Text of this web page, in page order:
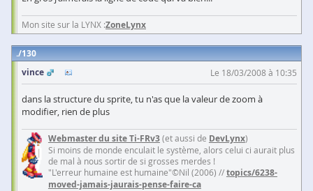
Mon site sur la LYNX :ZoneLynx
130
vince
Le 18/03/2008 à 10:35
dans la structure du sprite, tu n'as que la valeur de zoom à
modifier, rien de plus
Webmaster du site Ti-FRv3(et aussi de DevLynx)
Si moins de monde enculait le système, alors celui ci aurait plus
de mal à nous sortir de si grosses merdes !
"L'erreur humaine est humaine"©Nil (2006) //topics/6238-
moved-jamais-jaurais-pense-faire-ca